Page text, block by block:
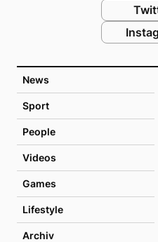
News
Sport
People
Videos
Games
Lifestyle
Archiv